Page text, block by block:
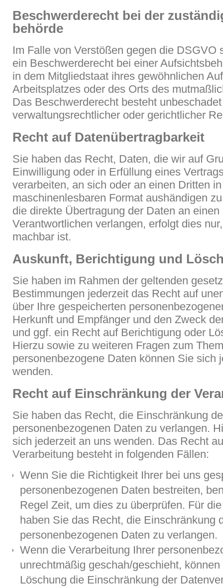
Beschwerde­recht bei der
behörde
Im Falle von Verstößen gegen die DSGVO
ein Beschwerderecht bei einer
in dem Mitgliedstaat ihres gewöhnlichen
Arbeitsplatzes oder des Orts des
Das Beschwerderecht besteht
verwaltungsrechtlicher oder gerichtlicher
Recht auf Daten­übertrag­barkeit
Sie haben das Recht, Daten, die wir auf
Einwilligung oder in Erfüllung eines
verarbeiten, an sich oder an einen Dritten
maschinenlesbaren Format aushändigen
die direkte Übertragung der Daten an einen
Verantwortlichen verlangen, erfolgt dies
machbar ist.
Auskunft, Berichtigung und
Sie haben im Rahmen der geltenden
Bestimmungen jederzeit das Recht auf
über Ihre gespeicherten
Herkunft und Empfänger und den Zweck
und ggf. ein Recht auf Berichtigung oder
Hierzu sowie zu weiteren Fragen zum
personenbezogene Daten können Sie sich
wenden.
Recht auf Einschränkung der
Sie haben das Recht, die Einschränkung
personenbezogenen Daten zu verlangen.
sich jederzeit an uns wenden. Das Recht
Verarbeitung besteht in folgenden Fällen:
Wenn Sie die Richtigkeit Ihrer bei uns
personenbezogenen Daten bestreiten,
Regel Zeit, um dies zu überprüfen. Für
haben Sie das Recht, die Einschränkung
personenbezogenen Daten zu verlangen.
Wenn die Verarbeitung Ihrer
unrechtmäßig geschah/geschieht,
Löschung die Einschränkung der